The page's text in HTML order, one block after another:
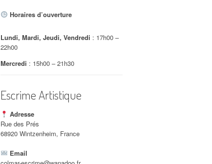
Horaires d’ouverture
Lundi, Mardi, Jeudi, Vendredi : 17h00 –
22h00
Mercredi : 15h00 – 21h30
Escrime Artistique
Adresse
Rue des Prés
68920 Wintzenheim, France
Email